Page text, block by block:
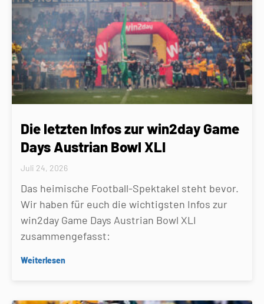
Die letzten Infos zur win2day Game
Days Austrian Bowl XLI
Juli 24, 2026
Das heimische Football-Spektakel steht bevor.
Wir haben für euch die wichtigsten Infos zur
win2day Game Days Austrian Bowl XLI
zusammengefasst:
Weiterlesen